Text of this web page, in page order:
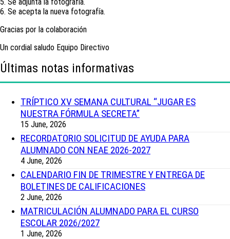
6. Se acepta la nueva fotografía.
Gracias por la colaboración
Un cordial saludo Equipo Directivo
Últimas notas informativas
TRÍPTICO XV SEMANA CULTURAL “JUGAR ES
NUESTRA FÓRMULA SECRETA”
15 June, 2026
RECORDATORIO SOLICITUD DE AYUDA PARA
ALUMNADO CON NEAE 2026-2027
4 June, 2026
CALENDARIO FIN DE TRIMESTRE Y ENTREGA DE
BOLETINES DE CALIFICACIONES
2 June, 2026
MATRICULACIÓN ALUMNADO PARA EL CURSO
ESCOLAR 2026/2027
1 June, 2026